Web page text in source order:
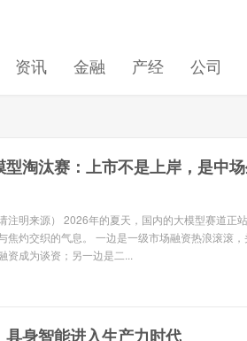
资讯 金融 产经 公司
淘汰赛：上市不是上岸，是中
注明来源） 2026年的夏天，国内的大模型赛道正
焦灼交织的气息。 一边是一级市场融资热浪滚滚
成为谈资；另一边是二...
身智能进入生产力时代